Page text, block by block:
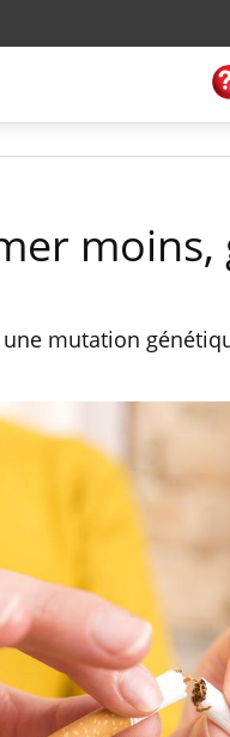
moins,
mutation
Grossesse et
que dit la